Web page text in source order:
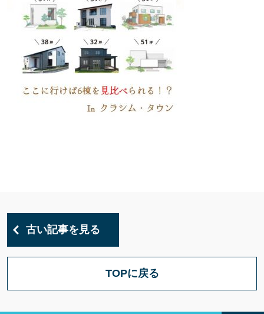
古い記事を見る
TOPに戻る